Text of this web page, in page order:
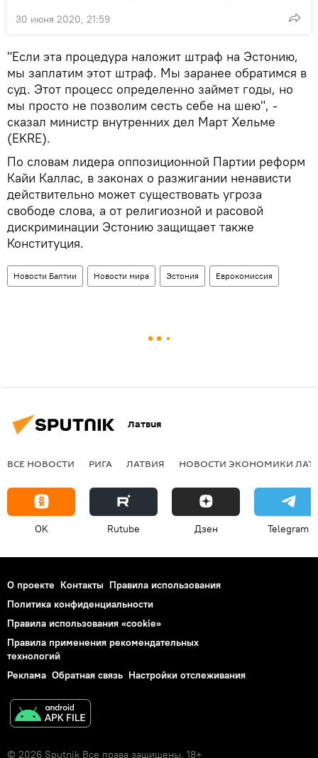
30 июня 2020, 21:59
"Если эта процедура наложит штраф на Эстонию,
мы заплатим этот штраф. Мы заранее обратимся в
суд. Этот процесс определенно займет годы, но
мы просто не позволим сесть себе на шею", -
сказал министр внутренних дел Март Хельме
(EKRE).
По словам лидера оппозиционной Партии реформ
Кайи Каллас, в законах о разжигании ненависти
действительно может существовать угроза
свободе слова, а от религиозной и расовой
дискриминации Эстонию защищает также
Конституция.
Новости Балтии Новости мира Эстония Еврокомиссия
Латвия
ВСЕ НОВОСТИ РИГА ЛАТВИЯ НОВОСТИ ЭКОНОМИКИ
OK Rutube Дзен Telegram
О проекте Контакты Правила использования
Политика конфиденциальности
Правила использования «cookie»
Правила применения рекомендательных
технологий
Реклама Обратная связь Настройки отслеживания
© 2026 Sputnik Все права защищены. 18+